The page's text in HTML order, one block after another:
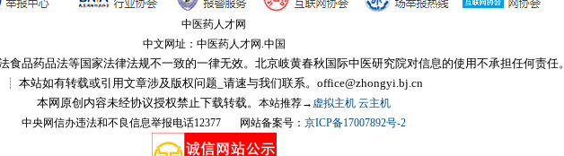
中医药人才网
中文网址：中医药人才网.中国
食品药品法等国家法律法规不一致的一律无效。北京岐黄春秋国际中医研究院对信息的使用不承担任何责任。
┊ 本站如有转载或引用文章涉及版权问题_请速与我们联系。office@zhongyi.bj.cn
本网原创内容未经协议授权禁止下载转载。 本站推荐→ 虚拟主机 云主机
中央网信办违法和不良信息举报电话12377 网站备案号： 京ICP备17007892号-2